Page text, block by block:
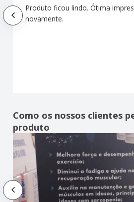
Produto ficou lindo. Ótima
novamente.
Como os nossos clientes
produto